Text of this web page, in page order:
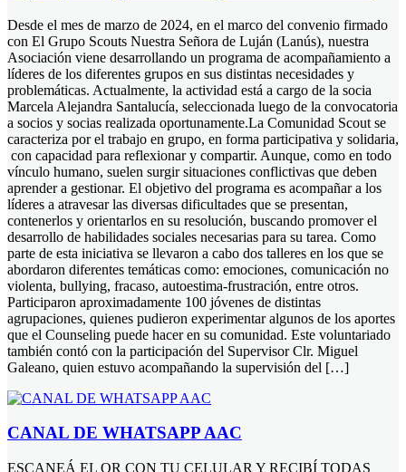
Desde el mes de marzo de 2024, en el marco del convenio firmado
con El Grupo Scouts Nuestra Señora de Luján (Lanús), nuestra
Asociación viene desarrollando un programa de acompañamiento a
líderes de los diferentes grupos en sus distintas necesidades y
problemáticas. Actualmente, la actividad está a cargo de la socia
Marcela Alejandra Santalucía, seleccionada luego de la convocatoria
a socios y socias realizada oportunamente.La Comunidad Scout se
caracteriza por el trabajo en grupo, en forma participativa y solidaria,
con capacidad para reflexionar y compartir. Aunque, como en todo
vínculo humano, suelen surgir situaciones conflictivas que deben
aprender a gestionar. El objetivo del programa es acompañar a los
líderes a atravesar las diversas dificultades que se presentan,
contenerlos y orientarlos en su resolución, buscando promover el
desarrollo de habilidades sociales necesarias para su tarea. Como
parte de esta iniciativa se llevaron a cabo dos talleres en los que se
abordaron diferentes temáticas como: emociones, comunicación no
violenta, bullying, fracaso, autoestima-frustración, entre otros.
Participaron aproximadamente 100 jóvenes de distintas
agrupaciones, quienes pudieron experimentar algunos de los aportes
que el Counseling puede hacer en su comunidad. Este voluntariado
también contó con la participación del Supervisor Clr. Miguel
Galeano, quien estuvo acompañando la supervisión del […]
CANAL DE WHATSAPP AAC
ESCANEÁ EL QR CON TU CELULAR Y RECIBÍ TODAS